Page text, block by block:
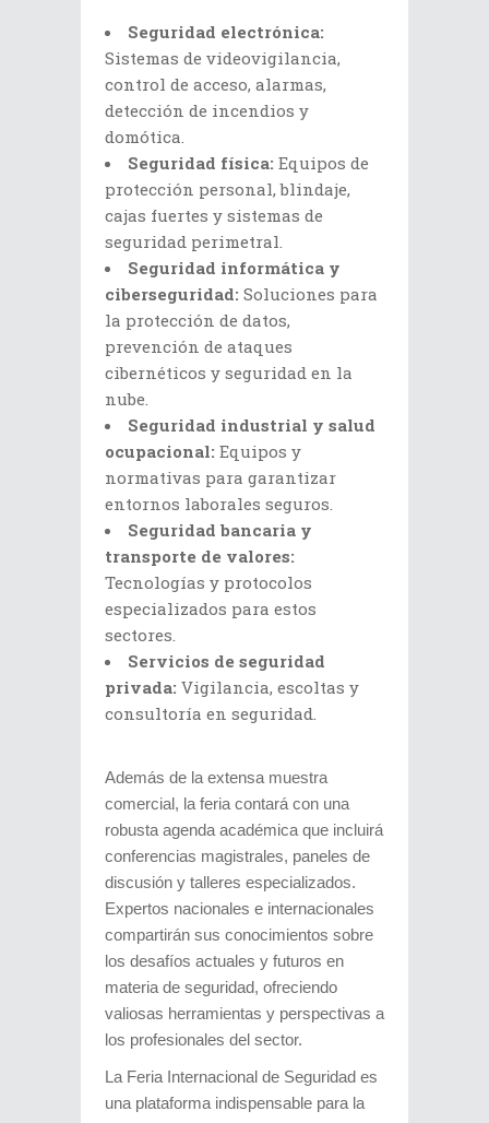
Seguridad electrónica:
Sistemas de videovigilancia,
control de acceso, alarmas,
detección de incendios y
domótica.
Seguridad física: Equipos de
protección personal, blindaje,
cajas fuertes y sistemas de
seguridad perimetral.
Seguridad informática y
ciberseguridad: Soluciones para
la protección de datos,
prevención de ataques
cibernéticos y seguridad en la
nube.
Seguridad industrial y salud
ocupacional: Equipos y
normativas para garantizar
entornos laborales seguros.
Seguridad bancaria y
transporte de valores:
Tecnologías y protocolos
especializados para estos
sectores.
Servicios de seguridad
privada: Vigilancia, escoltas y
consultoría en seguridad.
Además de la extensa muestra
comercial, la feria contará con una
robusta agenda académica que incluirá
conferencias magistrales, paneles de
discusión y talleres especializados.
Expertos nacionales e internacionales
compartirán sus conocimientos sobre
los desafíos actuales y futuros en
materia de seguridad, ofreciendo
valiosas herramientas y perspectivas a
los profesionales del sector.
La Feria Internacional de Seguridad es
una plataforma indispensable para la